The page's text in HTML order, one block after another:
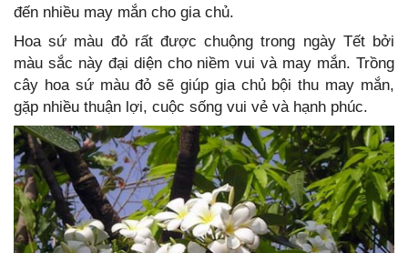
đến nhiều may mắn cho gia chủ.
Hoa sứ màu đỏ rất được chuộng trong ngày Tết bởi
màu sắc này đại diện cho niềm vui và may mắn. Trồng
cây hoa sứ màu đỏ sẽ giúp gia chủ bội thu may mắn,
gặp nhiều thuận lợi, cuộc sống vui vẻ và hạnh phúc.